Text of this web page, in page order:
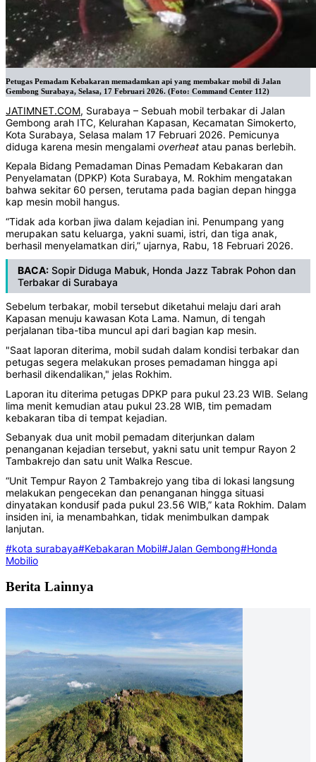
Petugas Pemadam Kebakaran memadamkan api yang membakar mobil di Jalan
Gembong Surabaya, Selasa, 17 Februari 2026. (Foto: Command Center 112)
JATIMNET.COM, Surabaya – Sebuah mobil terbakar di Jalan
Gembong arah ITC, Kelurahan Kapasan, Kecamatan Simokerto,
Kota Surabaya, Selasa malam 17 Februari 2026. Pemicunya
diduga karena mesin mengalami overheat atau panas berlebih.
Kepala Bidang Pemadaman Dinas Pemadam Kebakaran dan
Penyelamatan (DPKP) Kota Surabaya, M. Rokhim mengatakan
bahwa sekitar 60 persen, terutama pada bagian depan hingga
kap mesin mobil hangus.
“Tidak ada korban jiwa dalam kejadian ini. Penumpang yang
merupakan satu keluarga, yakni suami, istri, dan tiga anak,
berhasil menyelamatkan diri,” ujarnya, Rabu, 18 Februari 2026.
BACA: Sopir Diduga Mabuk, Honda Jazz Tabrak Pohon dan
Terbakar di Surabaya
Sebelum terbakar, mobil tersebut diketahui melaju dari arah
Kapasan menuju kawasan Kota Lama. Namun, di tengah
perjalanan tiba-tiba muncul api dari bagian kap mesin.
"Saat laporan diterima, mobil sudah dalam kondisi terbakar dan
petugas segera melakukan proses pemadaman hingga api
berhasil dikendalikan," jelas Rokhim.
Laporan itu diterima petugas DPKP para pukul 23.23 WIB. Selang
lima menit kemudian atau pukul 23.28 WIB, tim pemadam
kebakaran tiba di tempat kejadian.
Sebanyak dua unit mobil pemadam diterjunkan dalam
penanganan kejadian tersebut, yakni satu unit tempur Rayon 2
Tambakrejo dan satu unit Walka Rescue.
“Unit Tempur Rayon 2 Tambakrejo yang tiba di lokasi langsung
melakukan pengecekan dan penanganan hingga situasi
dinyatakan kondusif pada pukul 23.56 WIB,” kata Rokhim. Dalam
insiden ini, ia menambahkan, tidak menimbulkan dampak
lanjutan.
#kota surabaya#Kebakaran Mobil#Jalan Gembong#Honda
Mobilio
Berita Lainnya